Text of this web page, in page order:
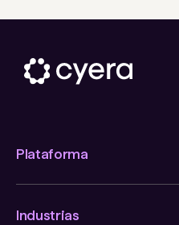
Plataforma
Industrias